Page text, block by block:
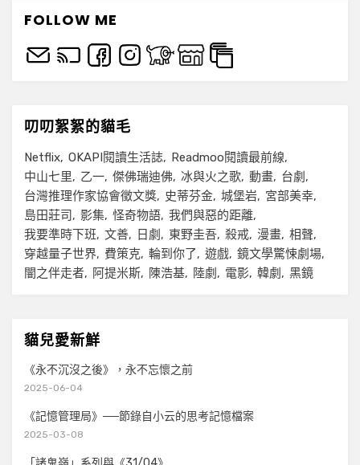
FOLLOW ME
叨叨絮絮的貓毛
Netflix OKAPI閱讀生活誌
Readmoo閱讀最前線
中山七里
乙一 傑佛瑞迪佛 冰與火之歌 動畫
台劇
台灣推理作家協會徵文獎
史蒂芬金 城堡岩
宮部美幸
島田莊司
影集 怪奇物語 我們與惡的距離
我要準時下班
文善 日劇 東野圭吾 殺戒 漫畫 相聲
穿越量子世界
費策克 輪到你了 遊戲 鏡文學驚悚劇場
闇之伴走者
阿提米斯 陳浩基 陸劇 電影 韓劇 黑鏡
貓兒愛新鮮
《永不沉沒之後》，永不忘懷之前
2025-06-04
《記憶管理局》──節錄自小云的思考記憶檔案
2025-03-08